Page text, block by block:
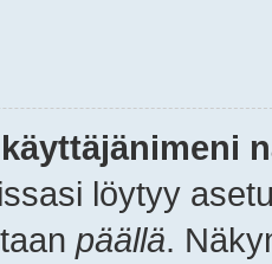
löytyy
päällä.